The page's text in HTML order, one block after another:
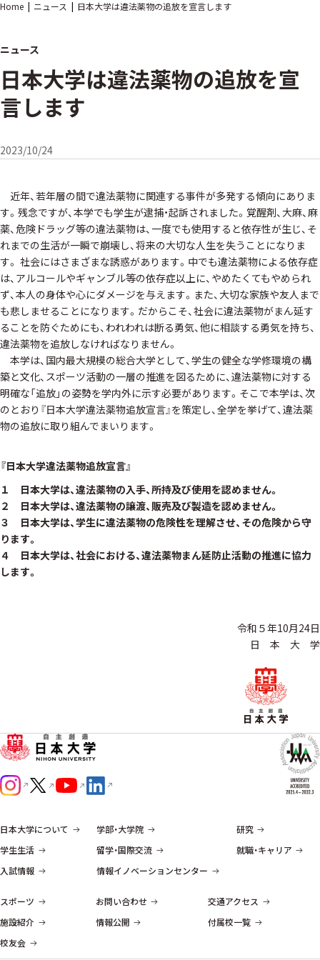
Home ニュース 日本大学は違法薬物の追放を宣言します
ニュース
日本大学は違法薬物の追放を宣
言します
2023/10/24
近年、若年層の間で違法薬物に関連する事件が多発する傾向にありま
す。残念ですが、本学でも学生が逮捕・起訴されました。覚醒剤、大麻、麻
薬、危険ドラッグ等の違法薬物は、一度でも使用すると依存性が生じ、そ
れまでの生活が一瞬で崩壊し、将来の大切な人生を失うことになりま
す。 社会にはさまざまな誘惑があります。中でも違法薬物による依存症
は、アルコールやギャンブル等の依存症以上に、やめたくてもやめられ
ず、本人の身体や心にダメージを与えます。また、大切な家族や友人まで
も悲しませることになります。だからこそ、社会に違法薬物がまん延す
ることを防ぐためにも、われわれは断る勇気、他に相談する勇気を持ち、
違法薬物を追放しなければなりません。
本学は、国内最大規模の総合大学として、学生の健全な学修環境の構
築と文化、スポーツ活動の一層の推進を図るために、違法薬物に対する
明確な「追放」の姿勢を学内外に示す必要があります。そこで本学は、次
のとおり『日本大学違法薬物追放宣言』を策定し、全学を挙げて、違法薬
物の追放に取り組んでまいります。
『日本大学違法薬物追放宣言』
１ 日本大学は、違法薬物の入手、所持及び使用を認めません。
２ 日本大学は、違法薬物の譲渡、販売及び製造を認めません。
３ 日本大学は、学生に違法薬物の危険性を理解させ、その危険から守
ります。
４ 日本大学は、社会における、違法薬物まん延防止活動の推進に協力
します。
令和５年10月24日
日 本 大 学
日本大学について 学部・大学院
研究
学生生活
留学・国際交流
就職・キャリア
入試情報
情報イノベーションセンター
スポーツ お問い合わせ
交通アクセス
施設紹介
情報公開
付属校一覧
校友会